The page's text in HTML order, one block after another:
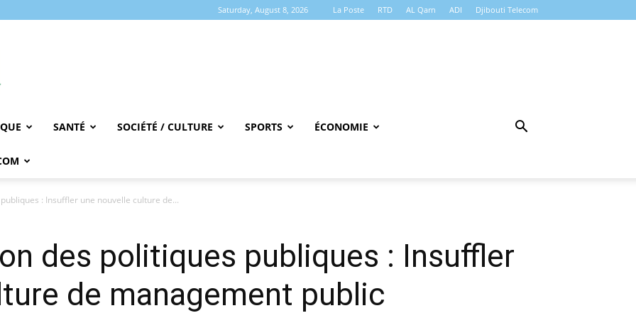
Saturday, August 8, 2026 La Poste RTD AL Qarn ADI Djibouti Telecom
SANTÉ SOCIÉTÉ / CULTURE SPORTS ÉCONOMIE
: Insuffler une nouvelle culture de...
des politiques publiques : Insuffler
de management public